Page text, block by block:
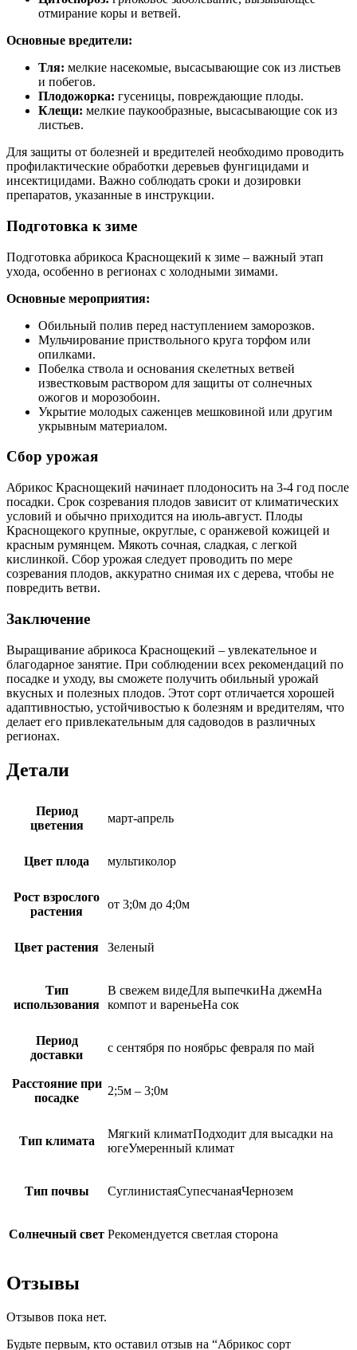
отмирание коры и ветвей.
Основные вредители:
Тля: мелкие насекомые, высасывающие сок из листьев
и побегов.
Плодожорка: гусеницы, повреждающие плоды.
Клещи: мелкие паукообразные, высасывающие сок из
листьев.
Для защиты от болезней и вредителей необходимо проводить
профилактические обработки деревьев фунгицидами и
инсектицидами. Важно соблюдать сроки и дозировки
препаратов, указанные в инструкции.
Подготовка к зиме
Подготовка абрикоса Краснощекий к зиме – важный этап
ухода, особенно в регионах с холодными зимами.
Основные мероприятия:
Обильный полив перед наступлением заморозков.
Мульчирование приствольного круга торфом или
опилками.
Побелка ствола и основания скелетных ветвей
известковым раствором для защиты от солнечных
ожогов и морозобоин.
Укрытие молодых саженцев мешковиной или другим
укрывным материалом.
Сбор урожая
Абрикос Краснощекий начинает плодоносить на 3-4 год после
посадки. Срок созревания плодов зависит от климатических
условий и обычно приходится на июль-август. Плоды
Краснощекого крупные, округлые, с оранжевой кожицей и
красным румянцем. Мякоть сочная, сладкая, с легкой
кислинкой. Сбор урожая следует проводить по мере
созревания плодов, аккуратно снимая их с дерева, чтобы не
повредить ветви.
Заключение
Выращивание абрикоса Краснощекий – увлекательное и
благодарное занятие. При соблюдении всех рекомендаций по
посадке и уходу, вы сможете получить обильный урожай
вкусных и полезных плодов. Этот сорт отличается хорошей
адаптивностью, устойчивостью к болезням и вредителям, что
делает его привлекательным для садоводов в различных
регионах.
Детали
Период
цветения
март-апрель
Цвет плода мультиколор
Рост взрослого
растения
от 3;0м до 4;0м
Цвет растения Зеленый
Тип
использования
В свежем видеДля выпечкиНа джемНа
компот и вареньеНа сок
Период
доставки
с сентября по ноябрьс февраля по май
Расстояние при
посадке
2;5м – 3;0м
Тип климата
Мягкий климатПодходит для высадки на
югеУмеренный климат
Тип почвы СуглинистаяСупесчанаяЧернозем
Солнечный свет Рекомендуется светлая сторона
Отзывы
Отзывов пока нет.
Будьте первым, кто оставил отзыв на “Абрикос сорт